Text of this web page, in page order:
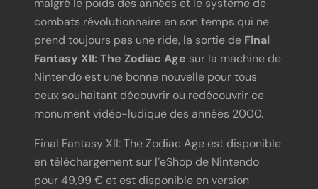
malgré le poids des années et le système de
combats révolutionnaire en son temps qui ne
prend toujours pas une ride, la sortie de Final
Fantasy XII: The Zodiac Age sur la machine de
Nintendo est une bonne nouvelle pour tous
ceux souhaitant découvrir ou redécouvrir ce
monument vidéo-ludique des années 2000.
Final Fantasy XII: The Zodiac Age est disponible
en téléchargement sur l’eShop de Nintendo
pour49,99 € et est disponible en version